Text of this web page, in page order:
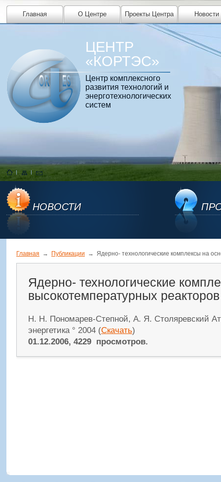
Главная О Центре Проекты Центра Новости
ЦЕНТР
«КОРТЭС»
Центр комплексного
развития технологий и
энерготехнологических
систем
НОВОСТИ
Главная → Публикации → Ядерно- технологические комплексы на
Ядерно- технологические
высокотемпературных реакторов
Н. Н. Пономарев-Степной, А. Я. Столяревский
энергетика ° 2004 (Скачать)
01.12.2006, 4229 просмотров.